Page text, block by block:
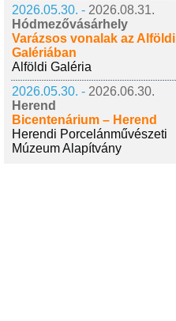
2026.05.30. - 2026.08.31.
Hódmezővásárhely
Varázsos vonalak az Alföldi
Galériában
Alföldi Galéria
2026.05.30. - 2026.06.30.
Herend
Bicentenárium – Herend
Herendi Porcelánművészeti
Múzeum Alapítvány